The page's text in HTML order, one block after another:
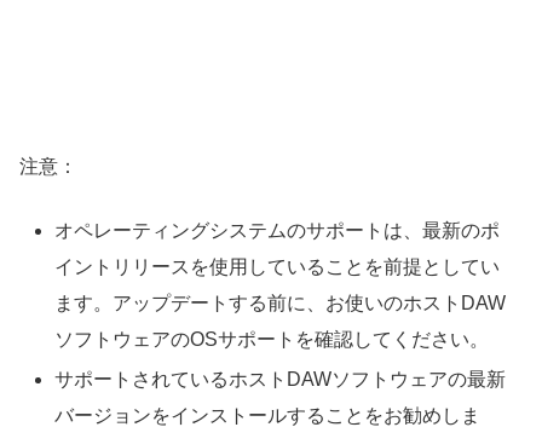
注意：
オペレーティングシステムのサポートは、最新のポ
イントリリースを使用していることを前提としてい
ます。アップデートする前に、お使いのホストDAW
ソフトウェアのOSサポートを確認してください。
サポートされているホストDAWソフトウェアの最新
バージョンをインストールすることをお勧めしま